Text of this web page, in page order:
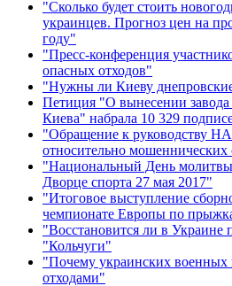
"Сколько будет стоить
украинцев. Прогноз цен на
году"
"Пресс-конференция
опасных отходов"
"Нужны ли Киеву
Петиция "О вынесении
Киева" набрала 10 329
"Обращение к руководству
относительно
"Национальный День
Дворце спорта 27 мая 2017"
"Итоговое выступление
чемпионате Европы по
"Восстановится ли в Украине
"Кольчуги"
"Почему украинских
отходами"